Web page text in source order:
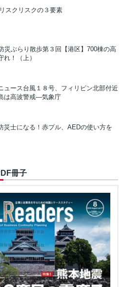
スク リスクの３要素
災ぶらり散歩第３回【港区】700棟の高
れ！（上）
ュース台風１８号、フィリピン北部付近
は高波警戒―気象庁
災士になる！ 赤プル、AEDの使い方を
冊子